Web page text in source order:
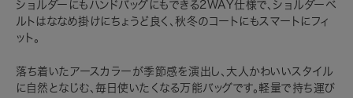
ショルダーにもハンドバッグにもできる2WAY仕様で、ショルダーベ
ルトはななめ掛けにちょうど良く、秋冬のコートにもスマートにフィ
ット。
落ち着いたアースカラーが季節感を演出し、大人かわいいスタイル
に自然となじむ、毎日使いたくなる万能バッグです。軽量で持ち運び